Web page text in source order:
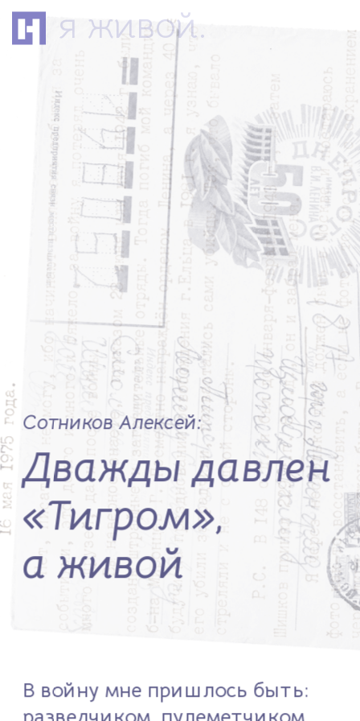
Сотников Алексей:
Дважды давлен
«Тигром»,
а живой
В войну мне пришлось быть:
я живой.